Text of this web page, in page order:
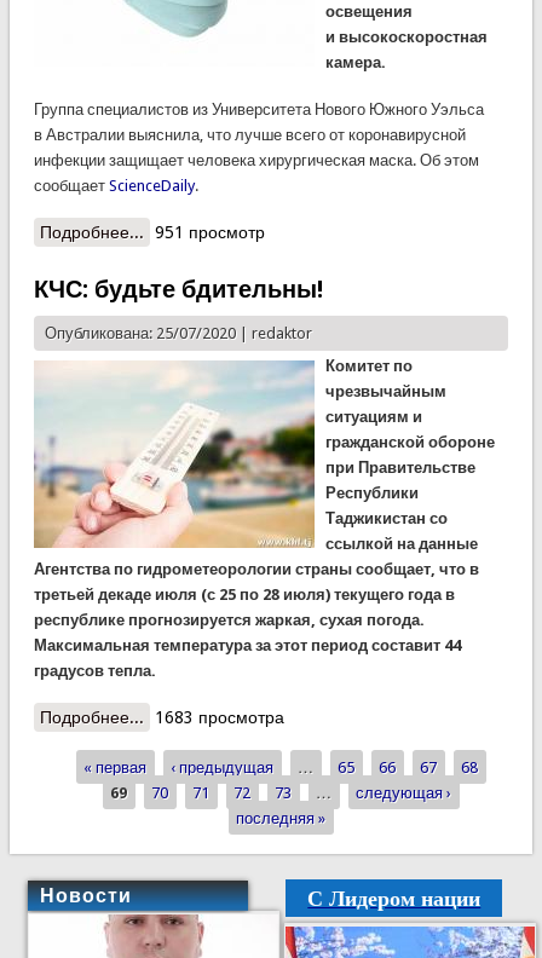
освещения
и высокоскоростная
камера.
Группа специалистов из Университета Нового Южного Уэльса
в Австралии выяснила, что лучше всего от коронавирусной
инфекции защищает человека хирургическая маска. Об этом
сообщает ScienceDaily.
Подробнее... о Ученые назвали самую надежную маску от
951 просмотр
КЧС: будьте бдительны!
Опубликована: 25/07/2020 | redaktor
Комитет по
чрезвычайным
ситуациям и
гражданской обороне
при Правительстве
Республики
Таджикистан со
ссылкой на данные
Агентства по гидрометеорологии страны сообщает, что в
третьей декаде июля (с 25 по 28 июля) текущего года в
республике прогнозируется жаркая, сухая погода.
Максимальная температура за этот период составит 44
градусов тепла.
Подробнее... о КЧС: будьте бдительны!
1683 просмотра
Страницы
« первая ‹ предыдущая … 65 66 67
68
69
70 71 72 73 …
следующая ›
последняя »
Новости С Лидером нации